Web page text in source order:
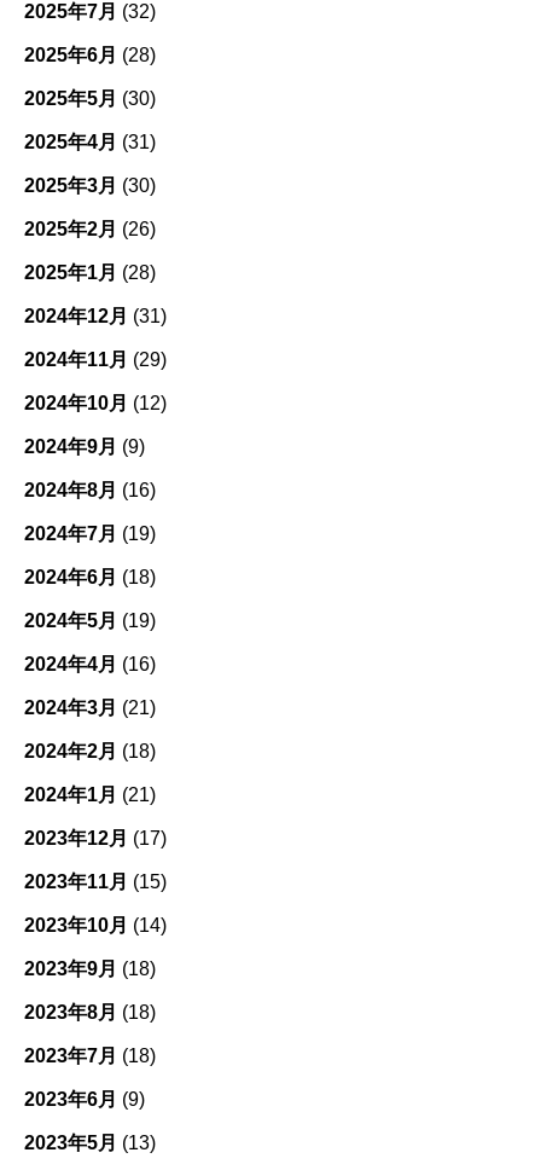
2025年7月 (32)
2025年6月 (28)
2025年5月 (30)
2025年4月 (31)
2025年3月 (30)
2025年2月 (26)
2025年1月 (28)
2024年12月 (31)
2024年11月 (29)
2024年10月 (12)
2024年9月 (9)
2024年8月 (16)
2024年7月 (19)
2024年6月 (18)
2024年5月 (19)
2024年4月 (16)
2024年3月 (21)
2024年2月 (18)
2024年1月 (21)
2023年12月 (17)
2023年11月 (15)
2023年10月 (14)
2023年9月 (18)
2023年8月 (18)
2023年7月 (18)
2023年6月 (9)
2023年5月 (13)